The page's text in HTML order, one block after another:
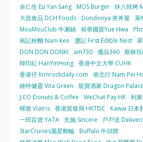
余仁生 Eu Yan Sang MOS Burger 炑八韓烤
大昌食品 DCH Foods Dondonya 丼丼屋
萊
MouMouClub 牛涮鍋 裕華國貨Yue Hwa
南記粉麵 Nam Kee
盞記 First Edible Nest
DON DON DONKI
am730 優品360 斯林
韓印紅 HanYinHong 香港中文大學 CUHK
香港仔 lionrockdaily.com
南北行 Nam Pei
維特健靈 Vita Green
龍寶酒家 Dragon Palace
J.CO Donuts & Coffee
WeChat Pay HK 利
暉致 Viatris 香港貿發局 HKTDC
Kawai 日本
一田百貨 YATA 先施 Sincere
戶戶送
StarCruises麗星郵輪 Buffalo 牛頭牌